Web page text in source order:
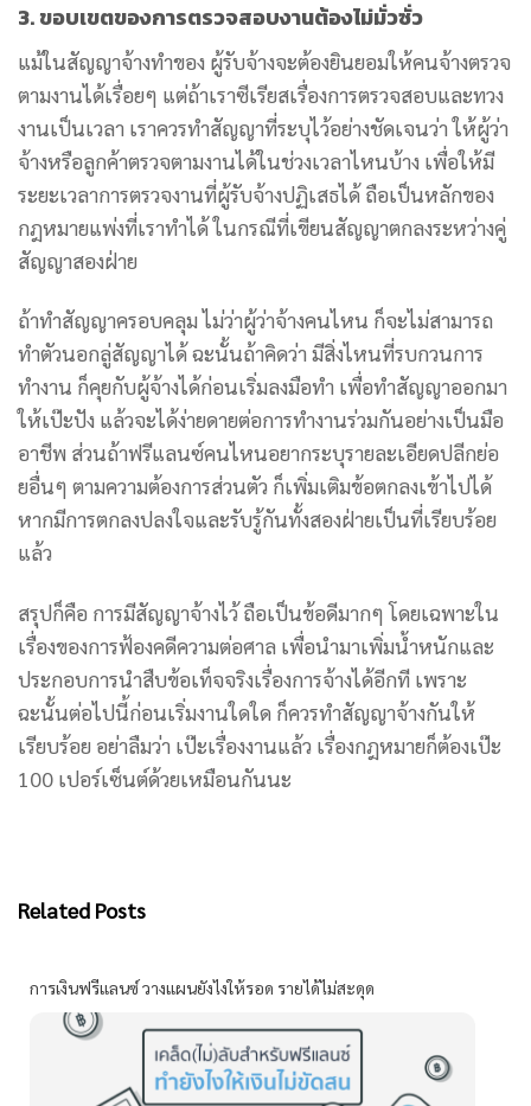
3. ขอบเขตของการตรวจสอบงานต้องไม่มั่วซั่ว
แม้ในสัญญาจ้างทำของ ผู้รับจ้างจะต้องยินยอมให้คนจ้างตรวจ
ตามงานได้เรื่อยๆ แต่ถ้าเราซีเรียสเรื่องการตรวจสอบและทวง
งานเป็นเวลา เราควรทำสัญญาที่ระบุไว้อย่างชัดเจนว่า ให้ผู้ว่า
จ้างหรือลูกค้าตรวจตามงานได้ในช่วงเวลาไหนบ้าง เพื่อให้มี
ระยะเวลาการตรวจงานที่ผู้รับจ้างปฏิเสธได้ ถือเป็นหลักของ
กฎหมายแพ่งที่เราทำได้ ในกรณีที่เขียนสัญญาตกลงระหว่างคู่
สัญญาสองฝ่าย
ถ้าทำสัญญาครอบคลุม ไม่ว่าผู้ว่าจ้างคนไหน ก็จะไม่สามารถ
ทำตัวนอกลู่สัญญาได้ ฉะนั้นถ้าคิดว่า มีสิ่งไหนที่รบกวนการ
ทำงาน ก็คุยกับผู้จ้างได้ก่อนเริ่มลงมือทำ เพื่อทำสัญญาออกมา
ให้เป๊ะปัง แล้วจะได้ง่ายดายต่อการทำงานร่วมกันอย่างเป็นมือ
อาชีพ ส่วนถ้าฟรีแลนซ์คนไหนอยากระบุรายละเอียดปลีกย่อ
ยอื่นๆ ตามความต้องการส่วนตัว ก็เพิ่มเติมข้อตกลงเข้าไปได้
หากมีการตกลงปลงใจและรับรู้กันทั้งสองฝ่ายเป็นที่เรียบร้อย
แล้ว
สรุปก็คือ การมีสัญญาจ้างไว้ ถือเป็นข้อดีมากๆ โดยเฉพาะใน
เรื่องของการฟ้องคดีความต่อศาล เพื่อนำมาเพิ่มน้ำหนักและ
ประกอบการนำสืบข้อเท็จจริงเรื่องการจ้างได้อีกที เพราะ
ฉะนั้นต่อไปนี้ก่อนเริ่มงานใดใด ก็ควรทำสัญญาจ้างกันให้
เรียบร้อย อย่าลืมว่า เป๊ะเรื่องงานแล้ว เรื่องกฎหมายก็ต้องเป๊ะ
100 เปอร์เซ็นต์ด้วยเหมือนกันนะ
Related Posts
การเงินฟรีแลนซ์ วางแผนยังไงให้รอด รายได้ไม่สะดุด